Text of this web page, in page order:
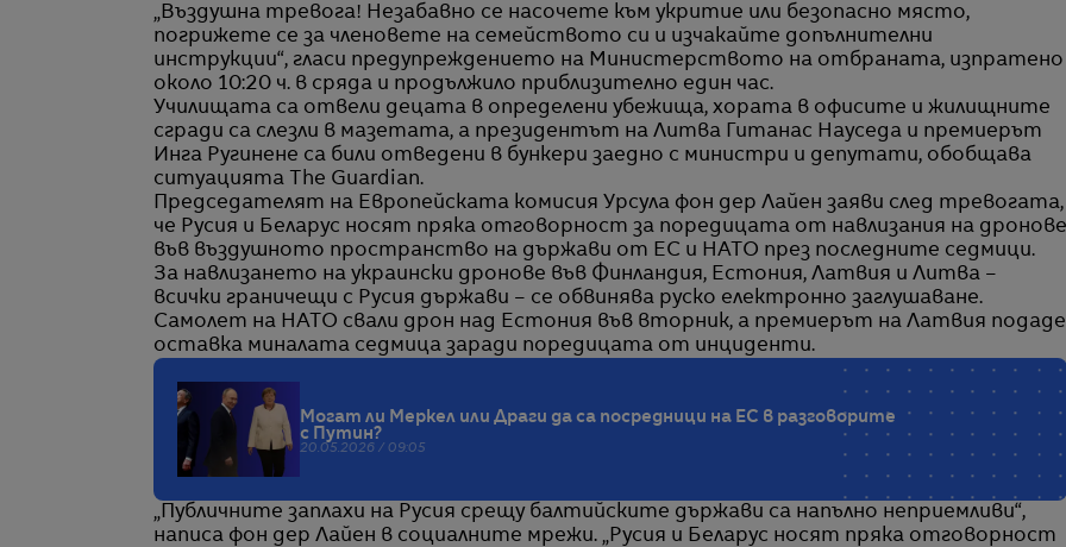
„Въздушна тревога! Незабавно се насочете към укритие или безопасно място,
погрижете се за членовете на семейството си и изчакайте допълнителни
инструкции“, гласи предупреждението на Министерството на отбраната, изпратено
около 10:20 ч. в сряда и продължило приблизително един час.
Училищата са отвели децата в определени убежища, хората в офисите и жилищните
сгради са слезли в мазетата, а президентът на Литва Гитанас Науседа и премиерът
Инга Ругинене са били отведени в бункери заедно с министри и депутати, обобщава
ситуацията The Guardian.
Председателят на Европейската комисия Урсула фон дер Лайен заяви след тревогата,
че Русия и Беларус носят пряка отговорност за поредицата от навлизания на дронове
във въздушното пространство на държави от ЕС и НАТО през последните седмици.
За навлизането на украински дронове във Финландия, Естония, Латвия и Литва –
всички граничещи с Русия държави – се обвинява руско електронно заглушаване.
Самолет на НАТО свали дрон над Естония във вторник, а премиерът на Латвия подаде
оставка миналата седмица заради поредицата от инциденти.
Могат ли Меркел или Драги да са посредници на ЕС в разговорите
с Путин?
20.05.2026 / 09:05
„Публичните заплахи на Русия срещу балтийските държави са напълно неприемливи“,
написа фон дер Лайен в социалните мрежи. „Русия и Беларус носят пряка отговорност